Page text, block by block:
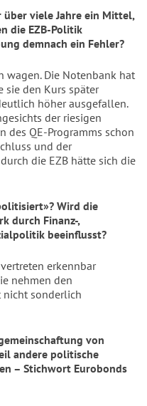
über viele Jahre ein Mittel,
die EZB-Politik
demnach ein Fehler?
wagen. Die Notenbank hat
sie den Kurs später
höher ausgefallen.
der riesigen
des QE-Programms schon
und der
die EZB hätte sich die
Wird die
durch Finanz-,
beeinflusst?
erkennbar
nehmen den
nicht sonderlich
von
andere politische
– Stichwort Eurobonds